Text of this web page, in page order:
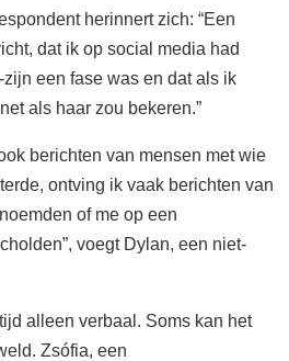
herinnert zich: “Een
dat ik op social media had
een fase was en dat als ik
als haar zou bekeren.”
berichten van mensen met wie
ontving ik vaak berichten van
of me op een
voegt Dylan, een niet-
alleen verbaal. Soms kan het
Zsófia, een